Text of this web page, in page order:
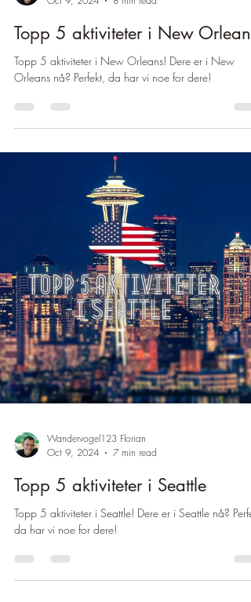
Topp 5 aktiviteter i New Orleans
Topp 5 aktiviteter i New Orleans! Dere er i New
Orleans nå? Perfekt, da har vi noe for dere!
Wandervogel123 Florian
Oct 9, 2024
7 min read
Topp 5 aktiviteter i Seattle
Topp 5 aktiviteter i Seattle! Dere er i Seattle nå?
da har vi noe for dere!